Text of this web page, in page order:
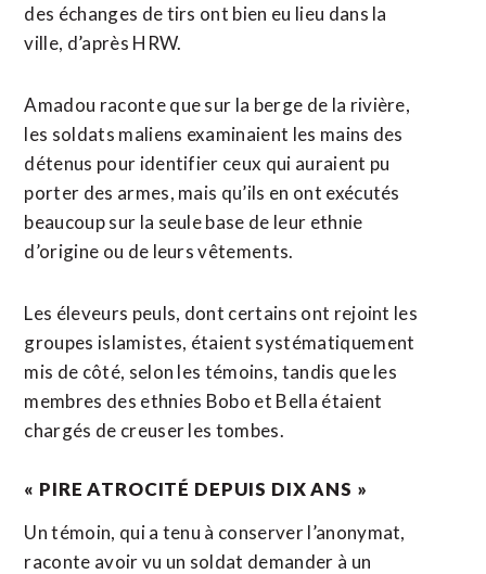
des échanges de tirs ont bien eu lieu dans la
ville, d’après HRW.
Amadou raconte que sur la berge de la rivière,
les soldats maliens examinaient les mains des
détenus pour identifier ceux qui auraient pu
porter des armes, mais qu’ils en ont exécutés
beaucoup sur la seule base de leur ethnie
d’origine ou de leurs vêtements.
Les éleveurs peuls, dont certains ont rejoint les
groupes islamistes, étaient systématiquement
mis de côté, selon les témoins, tandis que les
membres des ethnies Bobo et Bella étaient
chargés de creuser les tombes.
« PIRE ATROCITÉ DEPUIS DIX ANS »
Un témoin, qui a tenu à conserver l’anonymat,
raconte avoir vu un soldat demander à un